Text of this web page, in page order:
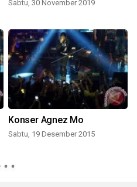
Sabtu, 30 November 2019
Konser Agnez Mo
Sabtu, 19 Desember 2015